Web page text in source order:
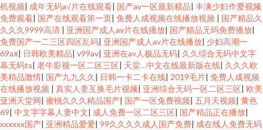
机视频| 成年无码a√片在线观看| 国产av一区最新精品| 丰满少妇作爱视频
免费观看| 国产在线观看第一页| 免费人成视频在线播放视频 | 国产精品久
久久久9999高清 | 亚洲国产成人av片在线播放| 国产精品无码免费播放|
免费国产一二三区四区乱码| 亚洲国产成人av片在线播放| 少妇高潮一
69aⅹ| 日韩欧美精品| v99av| 亚洲在av人极品无码| 久久综合无码中文字
幕无码ts| 老牛影视一区二区三区| 天堂…中文在线最新版在线| 久久久欧
美精品激情| 国产九九久久 | 日韩一卡二卡在线| 2019毛片| 免费人成视频
在线播放视频 | 真实人妻互换毛片视频| 亚洲综合无码一区二区三区| 欧美
亚洲天堂网| 蜜桃久久久精品国产| 国产一区免费视频| 五月天视频| 黄色
69| 中文字字幕人妻中文| 成人免费一区二区三区| 国产精品正在播放|
xxxxxx国产| 亚洲精品爱爱| 99久久久久成人国产免费| 成在线人免费无码